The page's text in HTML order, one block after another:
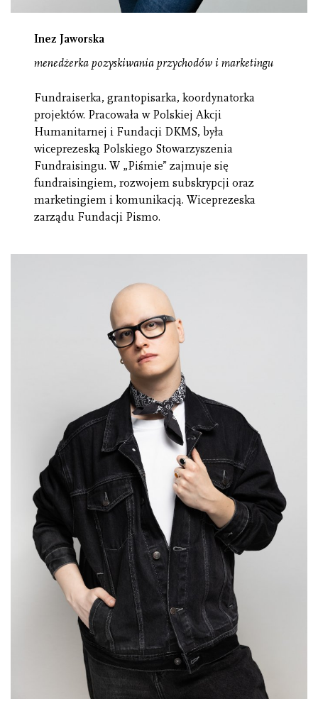
Inez Jaworska
menedżerka pozyskiwania przychodów i marketingu
Fundraiserka, grantopisarka, koordynatorka
projektów. Pracowała w Polskiej Akcji
Humanitarnej i Fundacji DKMS, była
wiceprezeską Polskiego Stowarzyszenia
Fundraisingu. W „Piśmie” zajmuje się
fundraisingiem, rozwojem subskrypcji oraz
marketingiem i komunikacją. Wiceprezeska
zarządu Fundacji Pismo.